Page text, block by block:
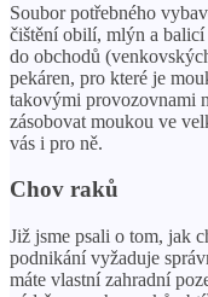
Soubor potřebného
čištění obilí, mlýn a
do obchodů
pekáren, pro které je
takovými provozovnami
zásobovat moukou ve
vás i pro ně.
Chov raků
Již jsme psali o tom, jak
podnikání vyžaduje
máte vlastní zahradní